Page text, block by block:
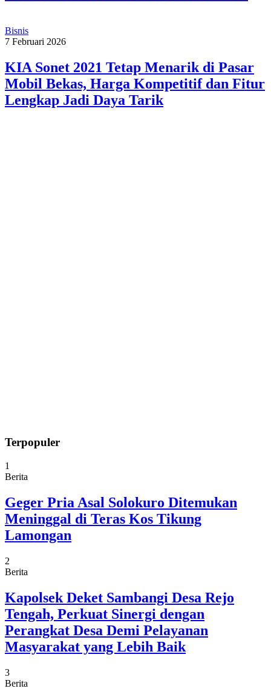
Bisnis
7 Februari 2026
KIA Sonet 2021 Tetap Menarik di Pasar
Mobil Bekas, Harga Kompetitif dan Fitur
Lengkap Jadi Daya Tarik
Terpopuler
1
Berita
Geger Pria Asal Solokuro Ditemukan
Meninggal di Teras Kos Tikung
Lamongan
2
Berita
Kapolsek Deket Sambangi Desa Rejo
Tengah, Perkuat Sinergi dengan
Perangkat Desa Demi Pelayanan
Masyarakat yang Lebih Baik
3
Berita